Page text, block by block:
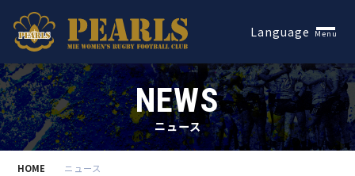
Language Menu
NEWS
ニュース
HOME ニュース